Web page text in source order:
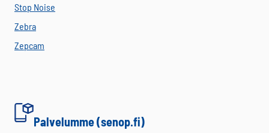
Stop Noise
Zebra
Zepcam
Palvelumme (senop.fi)